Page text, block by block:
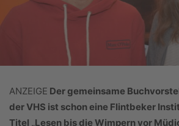
ANZEIGE Der gemeinsame
der VHS ist schon eine Flintbeker
Titel „Lesen bis die Wimpern vor